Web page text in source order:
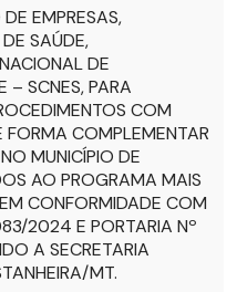
EMPRESAS,
SAÚDE,
DE
– SCNES, PARA
COM
COMPLEMENTAR
MUNICÍPIO DE
AO PROGRAMA MAIS
CONFORMIDADE COM
2024 E PORTARIA Nº
A SECRETARIA
MT.